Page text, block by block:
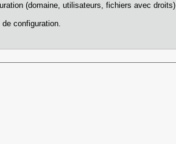
(domaine, utilisateurs, fichiers avec
configuration.